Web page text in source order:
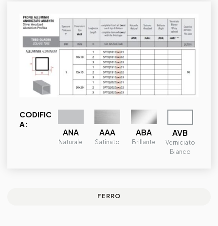
FERRO
CODIFIC
A:
ANA
Naturale
AAA
Satinato
ABA
Brillante
AVB
Verniciato
Bianco